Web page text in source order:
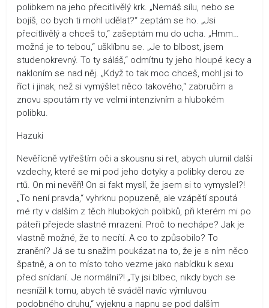
polibkem na jeho přecitlivělý krk. „Nemáš sílu, nebo se
bojíš, co bych ti mohl udělat?“ zeptám se ho. „Jsi
přecitlivělý a chceš to,“ zašeptám mu do ucha. „Hmm…
možná je to tebou,“ ušklíbnu se. „Je to blbost, jsem
studenokrevný. To ty sáláš,“ odmítnu ty jeho hloupé kecy a
nakloním se nad něj. „Když to tak moc chceš, mohl jsi to
říct i jinak, než si vymýšlet něco takového,“ zabručím a
znovu spoutám rty ve velmi intenzivním a hlubokém
polibku.
Hazuki
Nevěřícně vytřeštím oči a skousnu si ret, abych ulumil další
vzdechy, které se mi pod jeho dotyky a polibky derou ze
rtů. On mi nevěří! On si fakt myslí, že jsem si to vymyslel?!
„To není pravda,“ vyhrknu popuzeně, ale vzápětí spoutá
mé rty v dalším z těch hlubokých polibků, při kterém mi po
páteři přejede slastné mrazení. Proč to nechápe? Jak je
vlastně možné, že to necítí. A co to způsobilo? To
zranění? Já se tu snažím poukázat na to, že je s ním něco
špatně, a on to místo toho vezme jako nabídku k sexu
před snídaní. Je normální?! „Ty jsi blbec, nikdy bych se
nesnížil k tomu, abych tě sváděl navíc výmluvou
podobného druhu,“ vyjeknu a napnu se pod dalším